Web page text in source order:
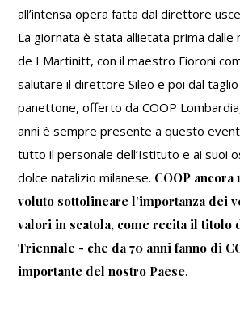
all’intensa opera fatta dal direttore
La giornata è stata allietata prima dalle
de I Martinitt, con il maestro Fioroni
salutare il direttore Sileo e poi dal
panettone, offerto da COOP
anni è sempre presente a questo
tutto il personale dell’Istituto e ai suoi
dolce natalizio milanese. COOP ancora
voluto sottolineare l’importanza dei
valori in scatola, come recita il titolo
Triennale - che da 70 anni fanno di
importante del nostro Paese.